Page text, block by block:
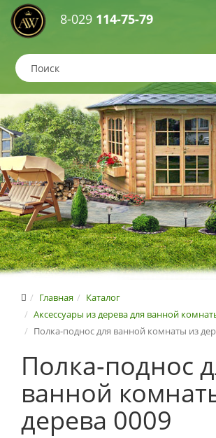
8-029 114-75-79
Главная
Каталог
Аксессуары из дерева для ванной
Полка-поднос для ванной комнаты из
Полка-поднос
ванной
дерева 0009